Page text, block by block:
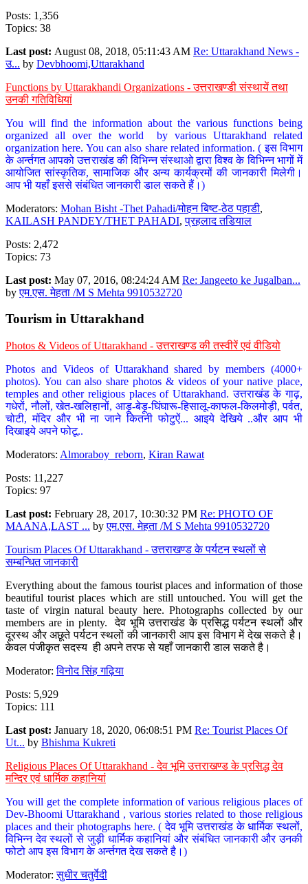
Posts: 1,356
Topics: 38
Last post: August 08, 2018, 05:11:43 AM Re: Uttarakhand News -
उ... by Devbhoomi,Uttarakhand
Functions by Uttarakhandi Organizations - उत्तराखण्डी संस्थायें तथा
उनकी गतिविधियां
You will find the information about the various functions being
organized all over the world by various Uttarakhand related
organization here. You can also share related information. ( इस विभाग
के अर्न्तगत आपको उत्तराखंड की विभिन्न संस्थाओ द्वारा विश्व के विभिन्न भागों में
आयोजित सांस्कृतिक, सामाजिक और अन्य कार्यक्रमों की जानकारी मिलेगी।
आप भी यहाँ इससे संबंधित जानकारी डाल सकते हैं।)
Moderators: Mohan Bisht -Thet Pahadi/मोहन बिष्ट-ठेठ पहाडी,
KAILASH PANDEY/THET PAHADI,प्रहलाद तडियाल
Posts: 2,472
Topics: 73
Last post: May 07, 2016, 08:24:24 AM Re: Jangeeto ke Jugalban...
byएम.एस. मेहता /M S Mehta 9910532720
Tourism in Uttarakhand
Photos & Videos of Uttarakhand - उत्तराखण्ड की तस्वीरें एवं वीडियो
Photos and Videos of Uttarakhand shared by members (4000+
photos). You can also share photos & videos of your native place,
temples and other religious places of Uttarakhand. उत्तराखंड के गाढ़,
गधेरों, नौलों, खेत-खलिहानों, आड़ू-बेड़ू-घिंघारू-हिसालू-काफल-किलमोड़ी, पर्वत,
चोटी, मंदिर और भी ना जाने कितनी फोटुऐं... आइये देखिये ..और आप भी
दिखाइये अपने फोटू..
Moderators: Almoraboy_reborn, Kiran Rawat
Posts: 11,227
Topics: 97
Last post: February 28, 2017, 10:30:32 PM Re: PHOTO OF
MAANA,LAST ... byएम.एस. मेहता /M S Mehta 9910532720
Tourism Places Of Uttarakhand - उत्तराखण्ड के पर्यटन स्थलों से
सम्बन्धित जानकारी
Everything about the famous tourist places and information of those
beautiful tourist places which are still untouched. You will get the
taste of virgin natural beauty here. Photographs collected by our
members are in plenty. देव भूमि उत्तराखंड के प्रसिद्ध पर्यटन स्थलों और
दूरस्थ और अछूते पर्यटन स्थलों की जानकारी आप इस विभाग में देख सकते है।
केवल पंजीकृत सदस्य ही अपने तरफ से यहाँ जानकारी डाल सकते है।
Moderator:विनोद सिंह गढ़िया
Posts: 5,929
Topics: 111
Last post: January 18, 2020, 06:08:51 PM Re: Tourist Places Of
Ut... by Bhishma Kukreti
Religious Places Of Uttarakhand - देव भूमि उत्तराखण्ड के प्रसिद्ध देव
मन्दिर एवं धार्मिक कहानियां
You will get the complete information of various religious places of
Dev-Bhoomi Uttarakhand , various stories related to those religious
places and their photographs here. ( देव भूमि उत्तराखंड के धार्मिक स्थलों,
विभिन्न देव स्थलों से जुड़ी धार्मिक कहानियां और संबंधित जानकारी और उनकी
फोटो आप इस विभाग के अर्न्तगत देख सकते है।)
Moderator:सुधीर चतुर्वेदी